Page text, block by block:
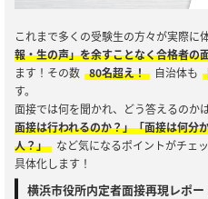
これまで多くの受験生の方々が実際に
報・生の声」を余すことなく合格者の
ます！その数 80名超え！ 自治体も
す。
面接では何を聞かれ、どう答えるのか
面接は行われるのか？」「面接は何分
人？」
など気になるポイントがチェ
具体化します！
横浜市役所内定者面接再現レポー